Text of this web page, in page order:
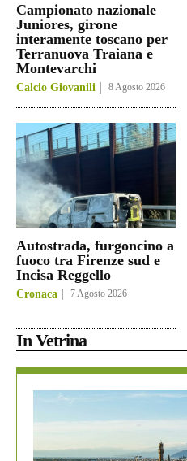
Campionato nazionale
Juniores, girone
interamente toscano per
Terranuova Traiana e
Montevarchi
Calcio Giovanili 8 Agosto 2026
Autostrada, furgoncino a
fuoco tra Firenze sud e
Incisa Reggello
Cronaca 7 Agosto 2026
In Vetrina